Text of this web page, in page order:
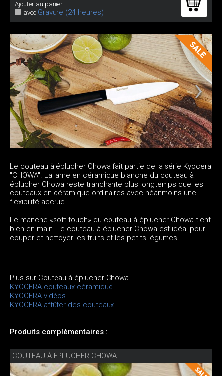
Ajouter au panier:
avec Gravure (24 heures)
Le couteau à éplucher Chowa fait partie de la série Kyocera
"CHOWA". La lame en céramique blanche du couteau à
éplucher Chowa reste tranchante plus longtemps que les
couteaux en céramique ordinaires avec néanmoins une
flexibilité accrue.
Le manche «soft-touch» du couteau à éplucher Chowa tient
bien en main. Le couteau à éplucher Chowa est idéal pour
couper et nettoyer les fruits et les petits légumes.
Plus sur Couteau à éplucher Chowa
KYOCERA couteaux céramique
KYOCERA vidéos
KYOCERA affûter des couteaux
Produits complémentaires :
COUTEAU À ÉPLUCHER CHOWA